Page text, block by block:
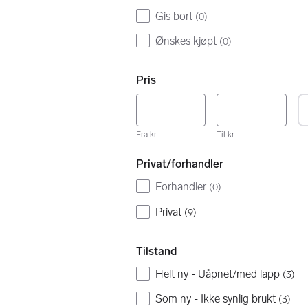
Gis bort (0)
Ønskes kjøpt (0)
Pris
Fra kr Til kr
Privat/forhandler
Forhandler (0)
Privat (9)
Tilstand
Helt ny - Uåpnet/med lapp (3)
Som ny - Ikke synlig brukt (3)